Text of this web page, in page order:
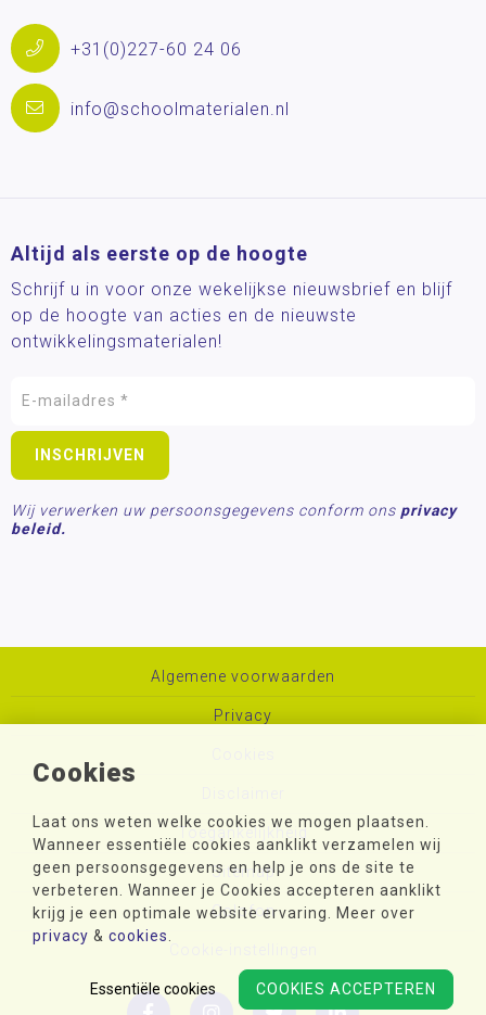
Cookies
Laat ons weten welke cookies we mogen plaatsen.
Wanneer essentiële cookies aanklikt verzamelen wij
geen persoonsgegevens en help je ons de site te
verbeteren. Wanneer je Cookies accepteren aanklikt
krijg je een optimale website ervaring. Meer over
privacy & cookies
COOKIES ACCEPTEREN
Essentiële cookies
+31(0)227-60 24 06
info@schoolmaterialen.nl
Altijd als eerste op de hoogte
Schrijf u in voor onze wekelijkse nieuwsbrief en blijf
op de hoogte van acties en de nieuwste
ontwikkelingsmaterialen!
Wij verwerken uw persoonsgegevens conform ons privacy
beleid.
Algemene voorwaarden
Privacy
Toegankelijkheid
Sitemap
Colofon